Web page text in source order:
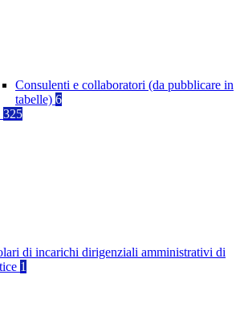
Consulenti e collaboratori (da pubblicare in
tabelle) 6
325
di incarichi dirigenziali amministrativi di
1